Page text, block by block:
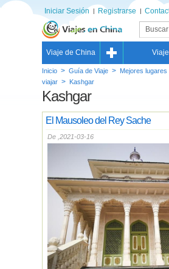
Iniciar Sesión Registrarse
Viaje de China
Inicio > Guía de Viaje > Mejores lugares
viajar > Kashgar
Kashgar
El Mausoleo del Rey Sache
De ,2021-03-16